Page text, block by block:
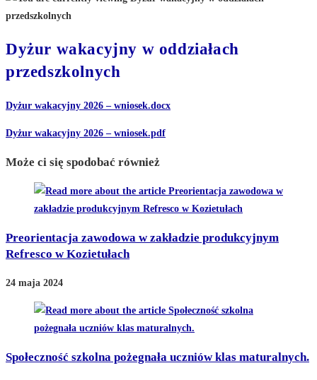
Dyżur wakacyjny w oddziałach
przedszkolnych
Dyżur wakacyjny 2026 – wniosek.docx
Dyżur wakacyjny 2026 – wniosek.pdf
Może ci się spodobać również
Preorientacja zawodowa w zakładzie produkcyjnym
Refresco w Kozietułach
24 maja 2024
Społeczność szkolna pożegnała uczniów klas maturalnych.